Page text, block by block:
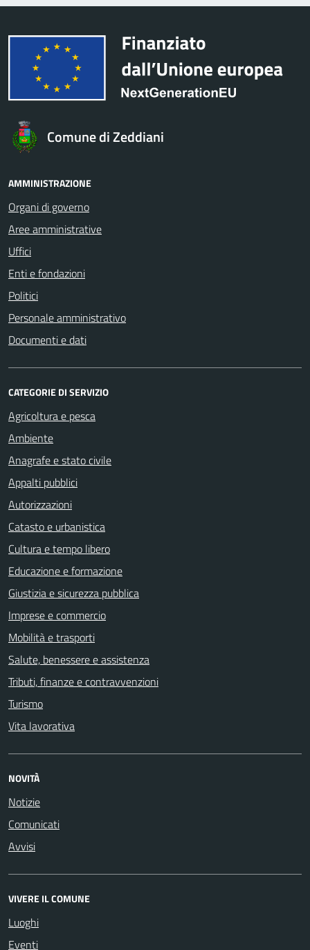
Comune di Zeddiani
AMMINISTRAZIONE
Organi di governo
Aree amministrative
Uffici
Enti e fondazioni
Politici
Personale amministrativo
Documenti e dati
CATEGORIE DI SERVIZIO
Agricoltura e pesca
Ambiente
Anagrafe e stato civile
Appalti pubblici
Autorizzazioni
Catasto e urbanistica
Cultura e tempo libero
Educazione e formazione
Giustizia e sicurezza pubblica
Imprese e commercio
Mobilità e trasporti
Salute, benessere e assistenza
Tributi, finanze e contravvenzioni
Turismo
Vita lavorativa
NOVITÀ
Notizie
Comunicati
Avvisi
VIVERE IL COMUNE
Luoghi
Eventi